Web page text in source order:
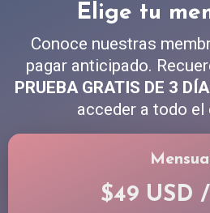
Elige tu
Conoce nuestras
pagar anticipado.
PRUEBA GRATIS DE 3
acceder a todo el
Mensual
$49 USD